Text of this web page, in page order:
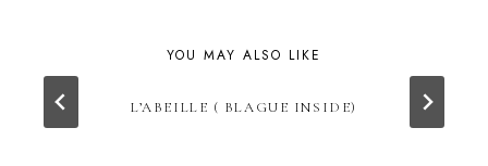
YOU MAY ALSO LIKE
L’ABEILLE ( BLAGUE INSIDE)